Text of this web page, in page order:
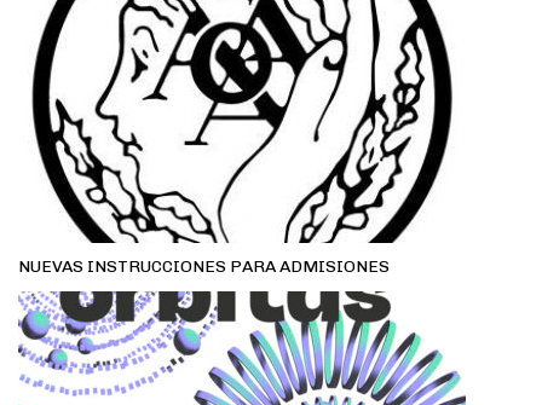
NUEVAS INSTRUCCIONES PARA ADMISIONES